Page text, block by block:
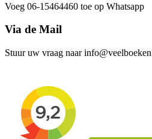
Voeg 06-15464460 toe op Whatsapp
Via de Mail
Stuur uw vraag naar